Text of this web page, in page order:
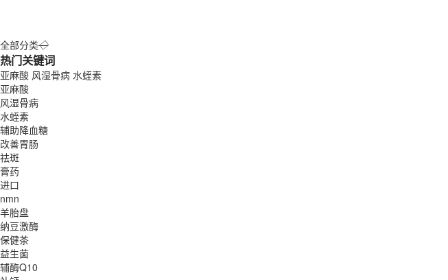
全部分类◇
热门关键词
亚麻酸 风湿骨病 水蛭素
亚麻酸
风湿骨病
水蛭素
辅助降血糖
改善胃肠
祛斑
膏药
进口
nmn
羊胎盘
纳豆激酶
保健茶
益生菌
辅酶Q10